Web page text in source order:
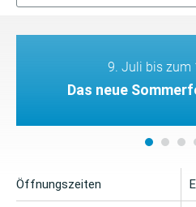
9. Juli bis zum
Das neue
Öffnungszeiten